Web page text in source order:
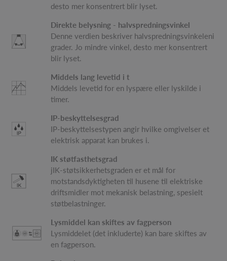
desto mer konsentrert blir lyset.
Direkte belysning - halvspredningsvinkel
Denne verdien beskriver halvspredningsvinkeleni
grader. Jo mindre vinkel, desto mer konsentrert
blir lyset.
Middels lang levetid i t
Middels levetid for en lyspære eller lyskilde i
timer.
IP-beskyttelsesgrad
IP-beskyttelsestypen angir hvilke omgivelser et
elektrisk apparat kan brukes i.
IK støtfasthetsgrad
jIK-støtsikkerhetsgraden er et mål for
motstandsdyktigheten til husene til elektriske
driftsmidler mot mekanisk belastning, spesielt
støtbelastninger.
Lysmiddel kan skiftes av fagperson
Lysmiddelet (det inkluderte) kan bare skiftes av
en fagperson.